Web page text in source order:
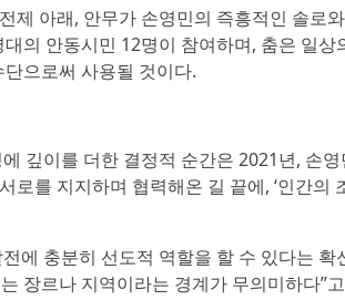
제 아래, 안무가 손영민의 즉흥적인 솔로
의 안동시민 12명이 참여하며, 춤은 일
으로써 사용될 것이다.
깊이를 더한 결정적 순간은 2021년, 손
를 지지하며 협력해온 길 끝에, ‘인간의
에 충분히 선도적 역할을 할 수 있다는 확
장르나 지역이라는 경계가 무의미하다”